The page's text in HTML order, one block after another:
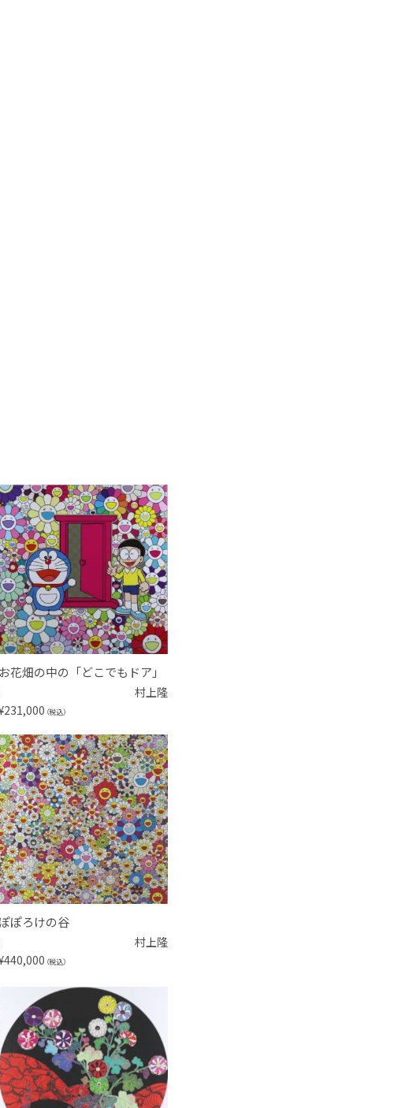
お花畑の中の「どこでもドア」
村上隆
231,000 （税込）
ぽぽろけの谷
村上隆
440,000 （税込）